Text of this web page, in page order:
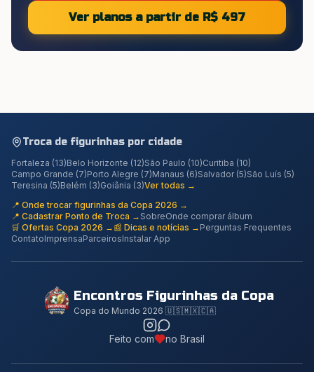
Ver planos a partir de R$ 497
Troca de figurinhas por cidade
Fortaleza (13)Belo Horizonte (12)São Paulo (10)Curitiba (10)
Campo Grande (7)Porto Alegre (7)Manaus (6)Salvador(5)São Luís (5)
Teresina (5)Belém (3)Goiânia (3)Ver todas →
📍 Onde trocar figurinhas da Copa 2026 →
📍 Cadastrar Ponto de Troca → SobreOnde comprar álbum
🛒 Ofertas Copa 2026 → 📰 Dicas e notícias → Perguntas Frequentes
ContatoImprensaParceirosInstalar App
Encontros Figurinhas da Copa
Copa do Mundo 2026 🇺🇸🇲🇽🇨🇦
Feito com no Brasil